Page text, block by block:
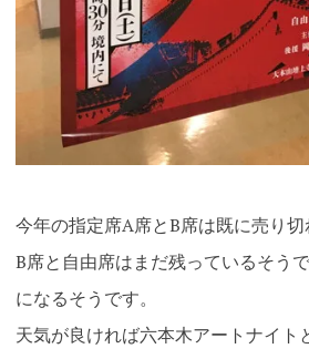
今年の指定席A席とB席は既に売り切
B席と自由席はまだ残っているそう
になるそうです。
天気が良ければ六本木アートナイト